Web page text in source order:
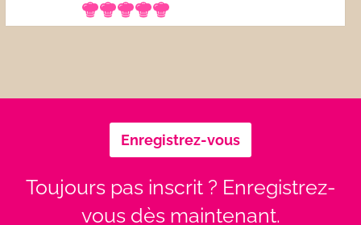
Enregistrez-vous
Toujours pas inscrit ? Enregistrez-
vous dès maintenant.